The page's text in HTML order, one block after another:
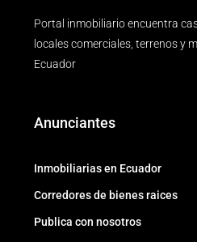
Portal inmobiliario encuentra
locales comerciales, terrenos y
Ecuador
Anunciantes
Inmobiliarias en Ecuador
Corredores de bienes raices
Publica con nosotros